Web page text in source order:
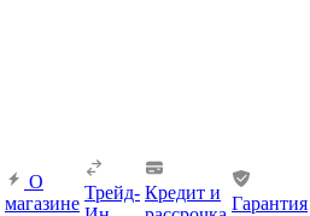
О
магазине
Трейд- Кредит и
Гарантия